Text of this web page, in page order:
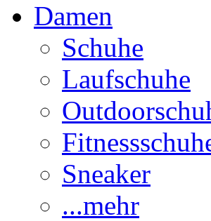
Damen
Schuhe
Laufschuhe
Sneaker
...mehr